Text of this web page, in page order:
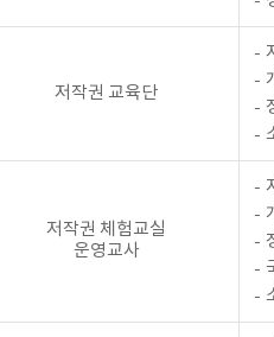
저작권 교육단
저작권 체험교실
운영교사